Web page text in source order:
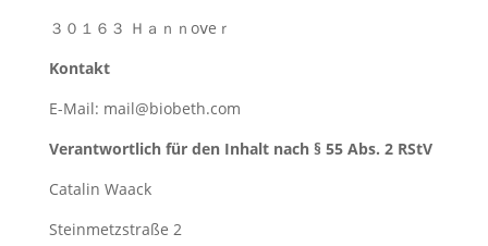
３０１６３ Ｈａｎｎоⅴеｒ
Kontakt
E-Mail: mail@biobeth.com
Verantwortlich für den Inhalt nach § 55 Abs. 2 RStV
Catalin Waack
Steinmetzstraße 2